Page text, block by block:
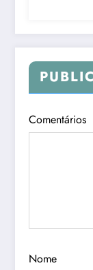
Comentários
Nome